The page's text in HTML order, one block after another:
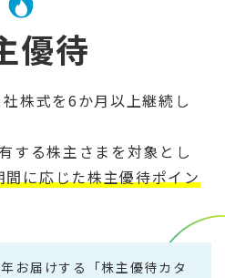
優待
株式を6か月以上継続し
する株主さまを対象とし
に応じた株主優待ポイン
お届けする「株主優待カタ